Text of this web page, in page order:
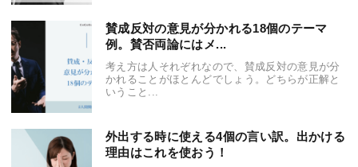
賛成反対の意見が分かれる18個のテーマ
例。賛否両論にはメ...
考え方は人それぞれなので、賛成反対の意見が分
かれることがほとんどでしょう。どちらが正解と
いうこと...
外出する時に使える4個の言い訳。出かける
理由はこれを使おう！